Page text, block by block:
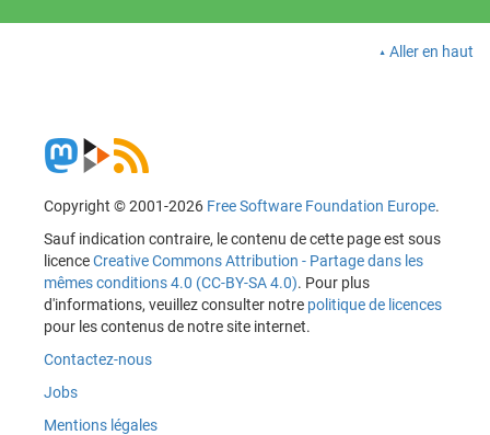
Aller en haut
Copyright © 2001-2026 Free Software Foundation Europe.
Sauf indication contraire, le contenu de cette page est sous
licenceCreative Commons Attribution - Partage dans les
mêmes conditions 4.0 (CC-BY-SA 4.0). Pour plus
d'informations, veuillez consulter notre politique de licences
pour les contenus de notre site internet.
Contactez-nous
Jobs
Mentions légales